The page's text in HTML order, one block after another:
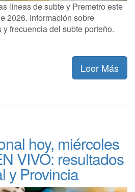
líneas de subte y Premetro este
2026. Información sobre
frecuencia del subte porteño.
Leer Más
hoy, miércoles
VIVO: resultados
y Provincia